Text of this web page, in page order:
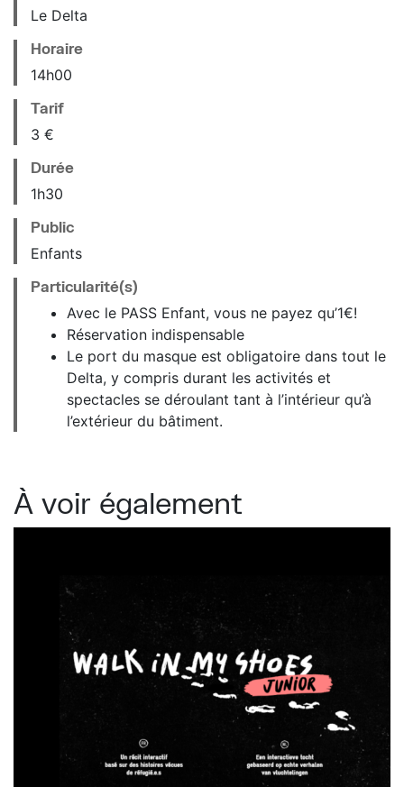
Le Delta
Horaire
14h00
Tarif
3 €
Durée
1h30
Public
Enfants
Particularité(s)
Avec le PASS Enfant, vous ne payez qu’1€!
Réservation indispensable
Le port du masque est obligatoire dans tout le
Delta, y compris durant les activités et
spectacles se déroulant tant à l’intérieur qu’à
l’extérieur du bâtiment.
À voir également